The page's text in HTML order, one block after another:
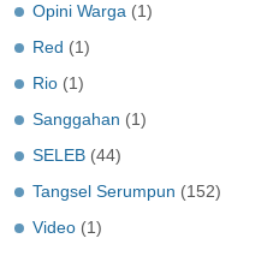
Opini Warga (1)
Red (1)
Rio (1)
Sanggahan (1)
SELEB (44)
Tangsel Serumpun (152)
Video (1)